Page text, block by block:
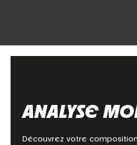
ANALYSE
Découvrez votre